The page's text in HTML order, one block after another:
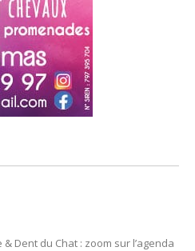
& Dent du Chat : zoom sur l’agenda